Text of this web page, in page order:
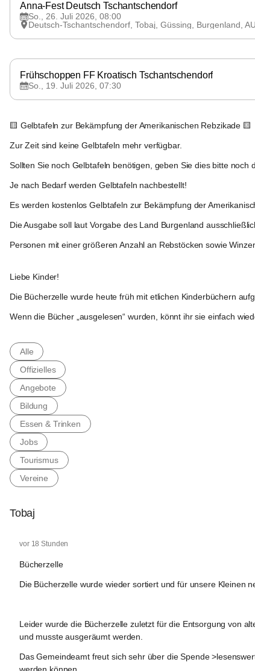
Anna-Fest Deutsch Tschantschendorf
So., 26. Juli 2026, 08:00
Deutsch-Tschantschendorf, Tobaj, Güssing, Burgenland,
Frühschoppen FF Kroatisch Tschantschendorf
So., 19. Juli 2026, 07:30
🟨 Gelbtafeln zur Bekämpfung der Amerikanischen Rebzikade 🟨
Zur Zeit sind keine Gelbtafeln mehr verfügbar.
Sollten Sie noch Gelbtafeln benötigen, geben Sie dies bitte noch
Je nach Bedarf werden Gelbtafeln nachbestellt!
Es werden kostenlos Gelbtafeln zur Bekämpfung der
Die Ausgabe soll laut Vorgabe des Land Burgenland
Personen mit einer größeren Anzahl an Rebstöcken sowie
Liebe Kinder!
Die Bücherzelle wurde heute früh mit etlichen Kinderbüchern
Wenn die Bücher „ausgelesen“ wurden, könnt ihr sie einfach
Alle
Offizielles
Angebote
Bildung
Essen & Trinken
Jobs
Tourismus
Vereine
Tobaj
vor 18 Stunden
Bücherzelle
Die Bücherzelle wurde wieder sortiert und für unsere Kleinen
Leider wurde die Bücherzelle zuletzt für die Entsorgung von
und musste ausgeräumt werden.
Das Gemeindeamt freut sich sehr über die Spende